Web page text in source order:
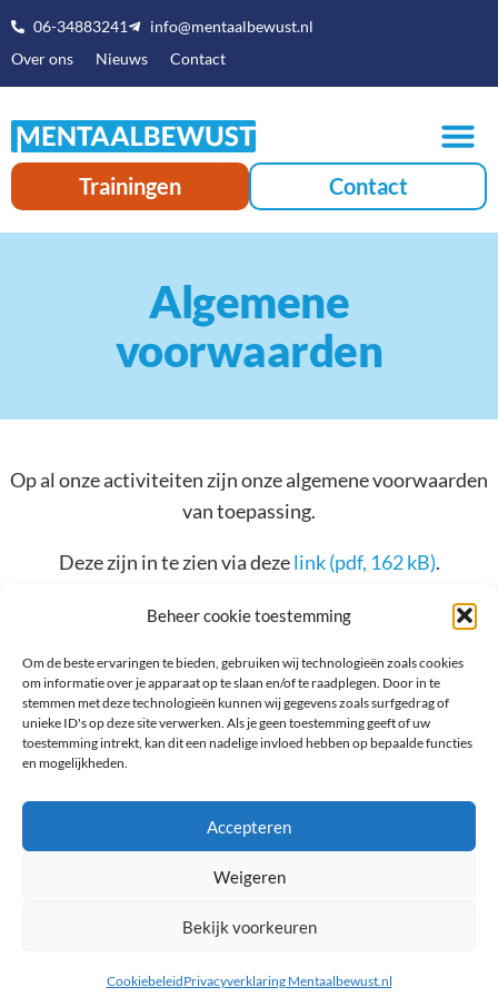
Beheer cookie toestemming
Om de beste ervaringen te bieden, gebruiken wij technologieën zoals cookies
om informatie over je apparaat op te slaan en/of te raadplegen. Door in te
stemmen met deze technologieën kunnen wij gegevens zoals surfgedrag of
unieke ID's op deze site verwerken. Als je geen toestemming geeft of uw
toestemming intrekt, kan dit een nadelige invloed hebben op bepaalde functies
en mogelijkheden.
Accepteren
Weigeren
Bekijk voorkeuren
CookiebeleidPrivacyverklaring Mentaalbewust.nl
06-34883241
info@mentaalbewust.nl
Over ons
Nieuws Contact
Trainingen Contact
Algemene
voorwaarden
Op al onze activiteiten zijn onze algemene voorwaarden
van toepassing.
Deze zijn in te zien via dezelink (pdf, 162 kB).
© 2026, Mentaalbewust. Alle rechten
voorbehouden.
Privacyverklaring Mentaalbewust.nl